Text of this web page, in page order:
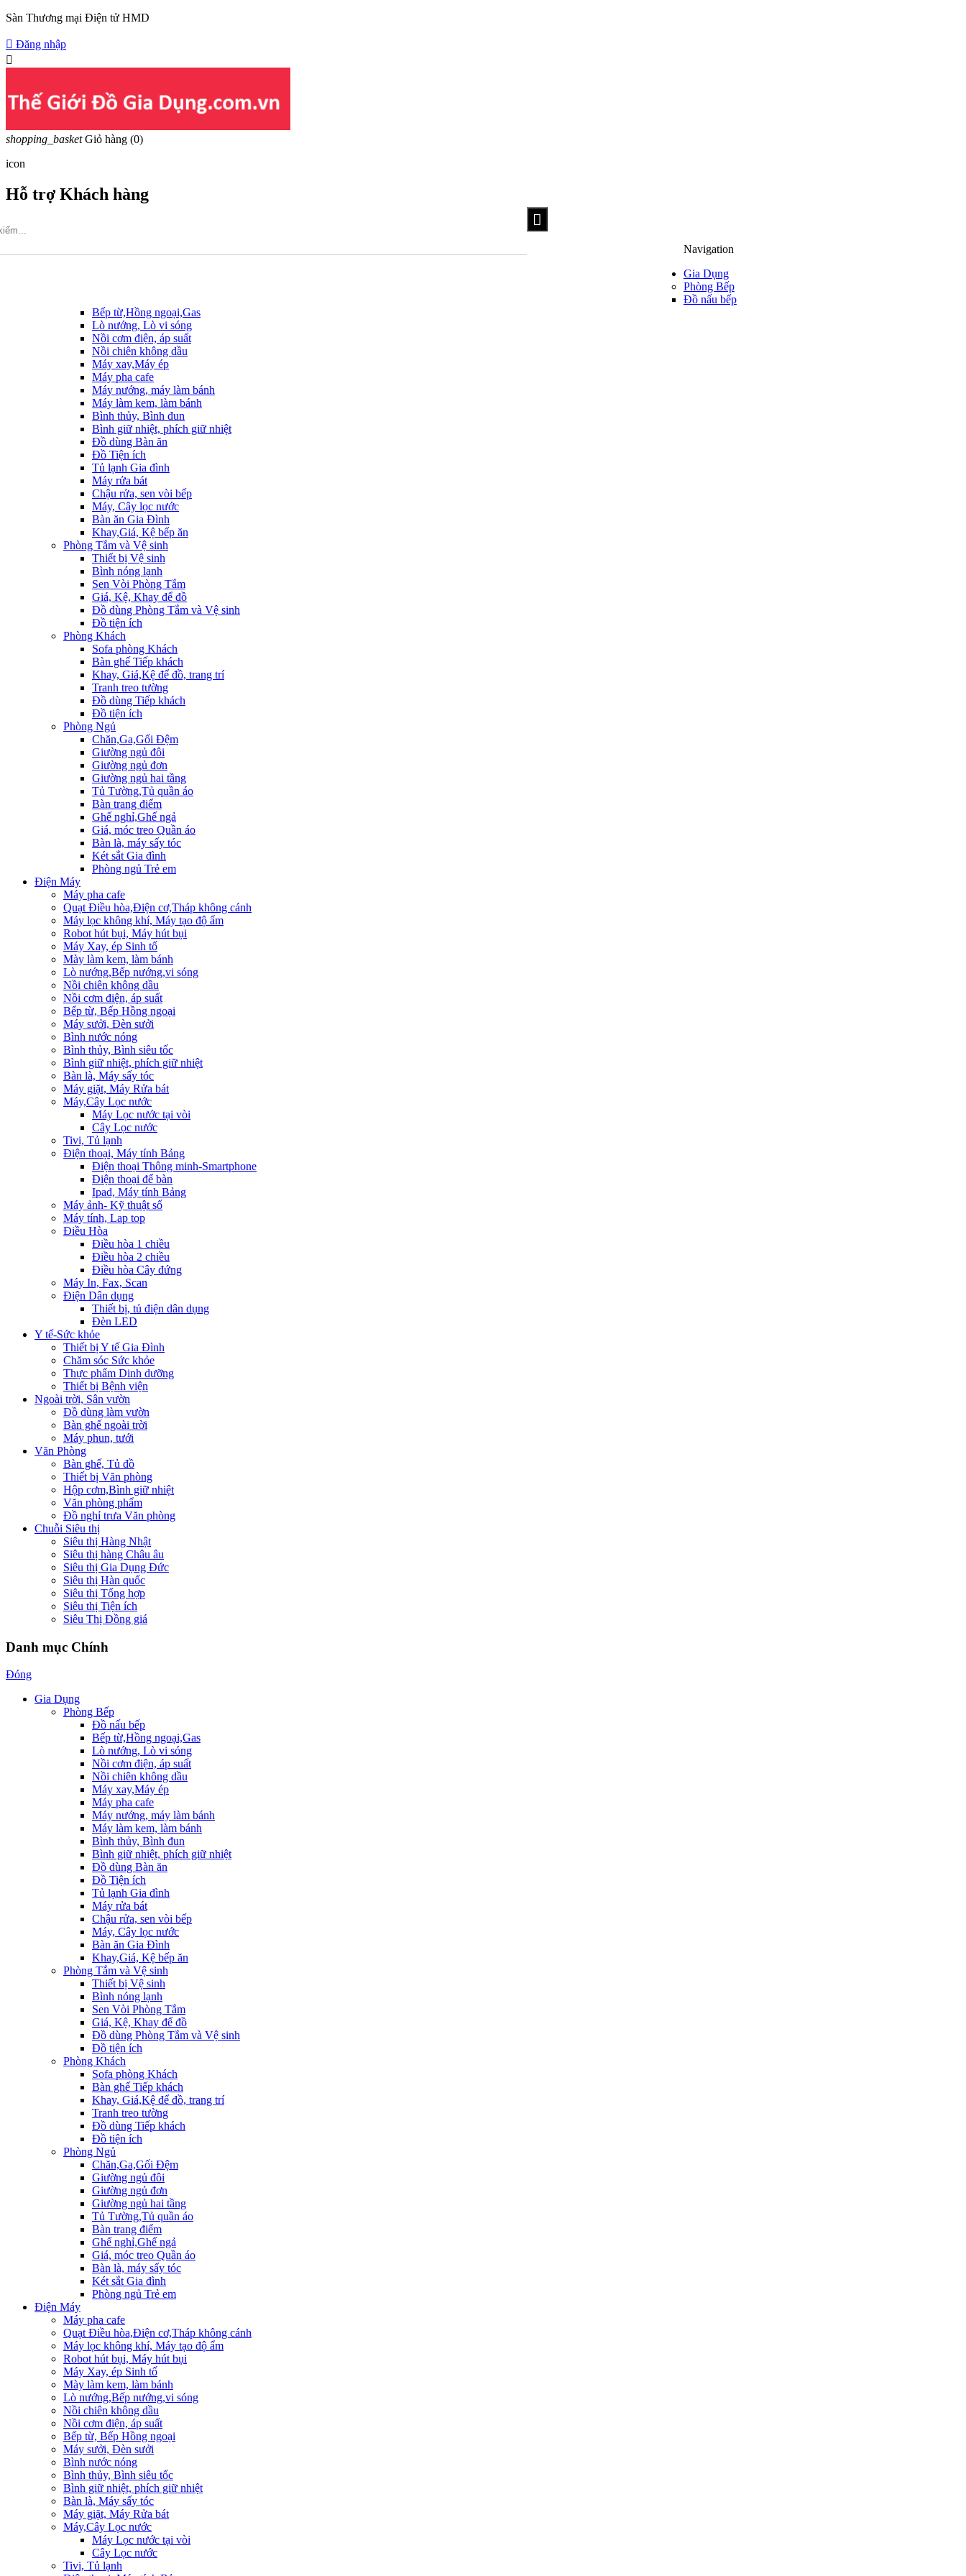
Sàn Thương mại Điện tử HMD
 Đăng nhập

shopping_basket Giỏ hàng (0)
icon
Hỗ trợ Khách hàng
Hotline: 09317.456.44
Navigation
Gia Dụng
Phòng Bếp
Đồ nấu bếp
Bếp từ,Hồng ngoại,Gas
Lò nướng, Lò vi sóng
Nồi cơm điện, áp suất
Nồi chiên không dầu
Máy xay,Máy ép
Máy pha cafe
Máy nướng, máy làm bánh
Máy làm kem, làm bánh
Bình thủy, Bình đun
Bình giữ nhiệt, phích giữ nhiệt
Đồ dùng Bàn ăn
Đồ Tiện ích
Tủ lạnh Gia đình
Máy rửa bát
Chậu rửa, sen vòi bếp
Máy, Cây lọc nước
Bàn ăn Gia Đình
Khay,Giá, Kệ bếp ăn
Phòng Tắm và Vệ sinh
Thiết bị Vệ sinh
Bình nóng lạnh
Sen Vòi Phòng Tắm
Giá, Kệ, Khay để đồ
Đồ dùng Phòng Tắm và Vệ sinh
Đồ tiện ích
Phòng Khách
Sofa phòng Khách
Bàn ghế Tiếp khách
Khay, Giá,Kệ để đồ, trang trí
Tranh treo tường
Đồ dùng Tiếp khách
Đồ tiện ích
Phòng Ngủ
Chăn,Ga,Gối Đệm
Giường ngủ đôi
Giường ngủ đơn
Giường ngủ hai tầng
Tủ Tường,Tủ quần áo
Bàn trang điểm
Ghế nghỉ,Ghế ngả
Giá, móc treo Quần áo
Bàn là, máy sấy tóc
Két sắt Gia đình
Phòng ngủ Trẻ em
Điện Máy
Máy pha cafe
Quạt Điều hòa,Điện cơ,Tháp không cánh
Máy lọc không khí, Máy tạo độ ẩm
Robot hút bụi, Máy hút bụi
Máy Xay, ép Sinh tố
Mày làm kem, làm bánh
Lò nướng,Bếp nướng,vi sóng
Nồi chiên không dầu
Nồi cơm điện, áp suất
Bếp từ, Bếp Hồng ngoại
Máy sưởi, Đèn sưởi
Bình nước nóng
Bình thủy, Bình siêu tốc
Bình giữ nhiệt, phích giữ nhiệt
Bàn là, Máy sấy tóc
Máy giặt, Máy Rửa bát
Máy,Cây Lọc nước
Máy Lọc nước tại vòi
Cây Lọc nước
Tivi, Tủ lạnh
Điện thoại, Máy tính Bảng
Điện thoại Thông minh-Smartphone
Điện thoại để bàn
Ipad, Máy tính Bảng
Máy ảnh- Kỹ thuật số
Máy tính, Lap top
Điều Hòa
Điều hòa 1 chiều
Điều hòa 2 chiều
Điều hòa Cây đứng
Máy In, Fax, Scan
Điện Dân dụng
Thiết bị, tủ điện dân dụng
Đèn LED
Y tế-Sức khỏe
Thiết bị Y tế Gia Đình
Chăm sóc Sức khỏe
Thực phẩm Dinh dưỡng
Thiết bị Bệnh viện
Ngoài trời, Sân vườn
Đồ dùng làm vườn
Bàn ghế ngoài trời
Máy phun, tưới
Văn Phòng
Bàn ghế, Tủ đồ
Thiết bị Văn phòng
Hộp cơm,Bình giữ nhiệt
Văn phòng phẩm
Đồ nghỉ trưa Văn phòng
Chuỗi Siêu thị
Siêu thị Hàng Nhật
Siêu thị hàng Châu âu
Siêu thị Gia Dụng Đức
Siêu thị Hàn quốc
Siêu thị Tổng hợp
Siêu thị Tiện ích
Siêu Thị Đồng giá
Danh mục Chính
Đóng
Gia Dụng
Phòng Bếp
Đồ nấu bếp
Bếp từ,Hồng ngoại,Gas
Lò nướng, Lò vi sóng
Nồi cơm điện, áp suất
Nồi chiên không dầu
Máy xay,Máy ép
Máy pha cafe
Máy nướng, máy làm bánh
Máy làm kem, làm bánh
Bình thủy, Bình đun
Bình giữ nhiệt, phích giữ nhiệt
Đồ dùng Bàn ăn
Đồ Tiện ích
Tủ lạnh Gia đình
Máy rửa bát
Chậu rửa, sen vòi bếp
Máy, Cây lọc nước
Bàn ăn Gia Đình
Khay,Giá, Kệ bếp ăn
Phòng Tắm và Vệ sinh
Thiết bị Vệ sinh
Bình nóng lạnh
Sen Vòi Phòng Tắm
Giá, Kệ, Khay để đồ
Đồ dùng Phòng Tắm và Vệ sinh
Đồ tiện ích
Phòng Khách
Sofa phòng Khách
Bàn ghế Tiếp khách
Khay, Giá,Kệ để đồ, trang trí
Tranh treo tường
Đồ dùng Tiếp khách
Đồ tiện ích
Phòng Ngủ
Chăn,Ga,Gối Đệm
Giường ngủ đôi
Giường ngủ đơn
Giường ngủ hai tầng
Tủ Tường,Tủ quần áo
Bàn trang điểm
Ghế nghỉ,Ghế ngả
Giá, móc treo Quần áo
Bàn là, máy sấy tóc
Két sắt Gia đình
Phòng ngủ Trẻ em
Điện Máy
Máy pha cafe
Quạt Điều hòa,Điện cơ,Tháp không cánh
Máy lọc không khí, Máy tạo độ ẩm
Robot hút bụi, Máy hút bụi
Máy Xay, ép Sinh tố
Mày làm kem, làm bánh
Lò nướng,Bếp nướng,vi sóng
Nồi chiên không dầu
Nồi cơm điện, áp suất
Bếp từ, Bếp Hồng ngoại
Máy sưởi, Đèn sưởi
Bình nước nóng
Bình thủy, Bình siêu tốc
Bình giữ nhiệt, phích giữ nhiệt
Bàn là, Máy sấy tóc
Máy giặt, Máy Rửa bát
Máy,Cây Lọc nước
Máy Lọc nước tại vòi
Cây Lọc nước
Tivi, Tủ lạnh